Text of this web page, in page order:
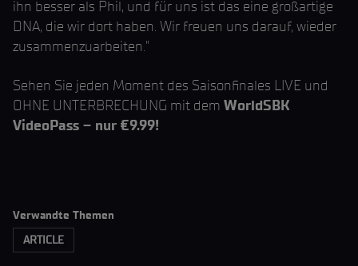
ihn besser als Phil, und für uns ist das eine großartige
DNA, die wir dort haben. Wir freuen uns darauf, wieder
zusammenzuarbeiten."
Sehen Sie jeden Moment des Saisonfinales LIVE und
OHNE UNTERBRECHUNG mit dem WorldSBK
VideoPass – nur €9.99!
Verwandte Themen
ARTICLE